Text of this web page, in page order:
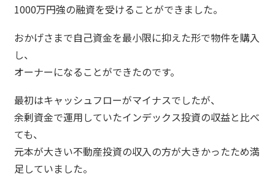
1000万円強の融資を受けることができました。
おかげさまで自己資金を最小限に抑えた形で物件を購入
し、
オーナーになることができたのです。
最初はキャッシュフローがマイナスでしたが、
余剰資金で運用していたインデックス投資の収益と比べ
ても、
元本が大きい不動産投資の収入の方が大きかったため満
足していました。